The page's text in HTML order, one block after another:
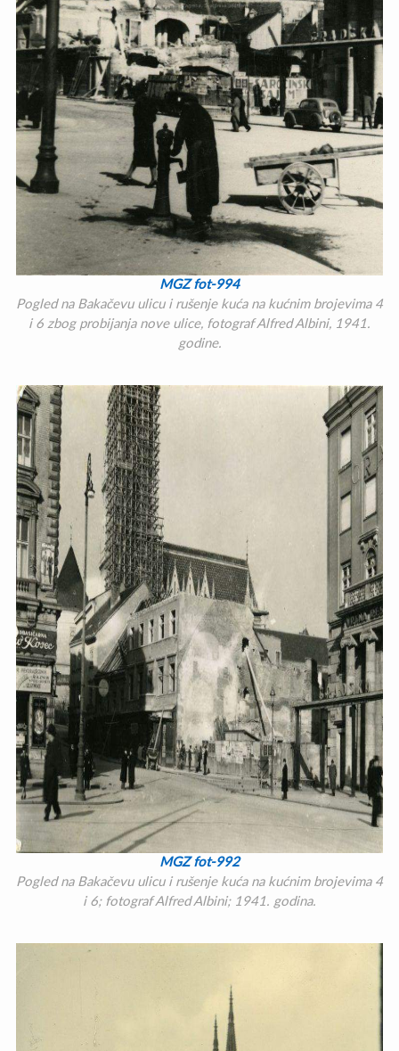
MGZ fot-994
Pogled na Bakačevu ulicu i rušenje kuća na kućnim brojevima 4
i 6 zbog probijanja nove ulice, fotograf Alfred Albini, 1941.
godine.
MGZ fot-992
Pogled na Bakačevu ulicu i rušenje kuća na kućnim brojevima 4
i 6; fotograf Alfred Albini; 1941. godina.